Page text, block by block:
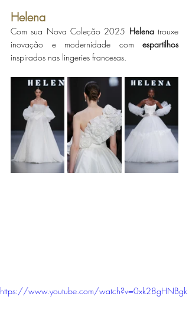
Helena
Com sua Nova Coleção 2025 Helena trouxe
inovação e modernidade com espartilhos
inspirados nas lingeries francesas.
https://www.youtube.com/watch?v=0xk28gHNBgk